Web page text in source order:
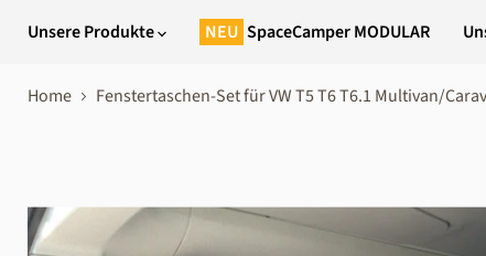
Unsere Produkte SpaceCamper MODULAR
Home Fenstertaschen-Set für VW T5 T6 T6.1 Multivan/